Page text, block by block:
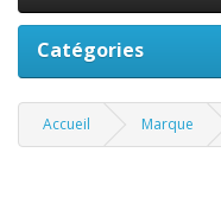
Catégories
Accueil Marque